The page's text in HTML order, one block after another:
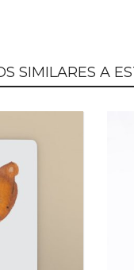
SIMILARES A